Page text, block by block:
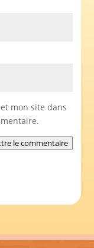
mon site dans
le commentaire